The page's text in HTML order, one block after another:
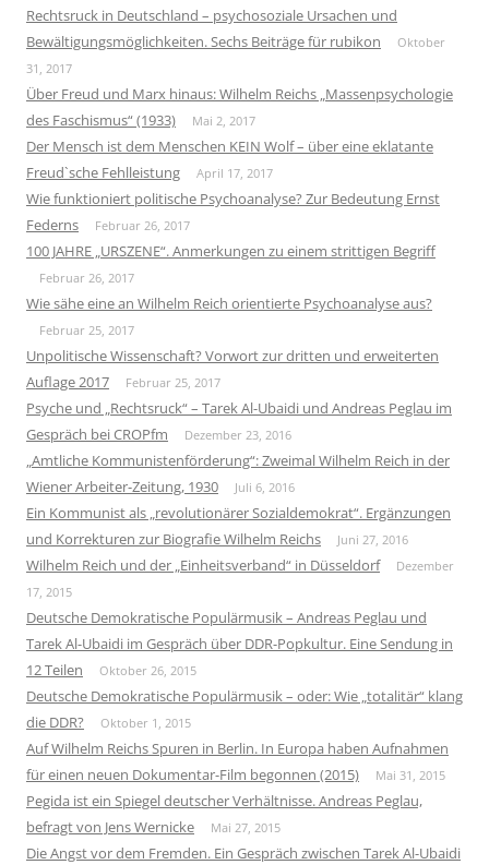
Rechtsruck in Deutschland – psychosoziale Ursachen und
Bewältigungsmöglichkeiten. Sechs Beiträge für rubikon
Oktober
31, 2017
Über Freud und Marx hinaus: Wilhelm Reichs „Massenpsychologie
des Faschismus“ (1933)
Mai 2, 2017
Der Mensch ist dem Menschen KEIN Wolf – über eine eklatante
Freud`sche Fehlleistung
April 17, 2017
Wie funktioniert politische Psychoanalyse? Zur Bedeutung Ernst
Federns
Februar 26, 2017
100 JAHRE „URSZENE“. Anmerkungen zu einem strittigen Begriff
Februar 26, 2017
Wie sähe eine an Wilhelm Reich orientierte Psychoanalyse aus?
Februar 25, 2017
Unpolitische Wissenschaft? Vorwort zur dritten und erweiterten
Auflage 2017
Februar 25, 2017
Psyche und „Rechtsruck“ – Tarek Al-Ubaidi und Andreas Peglau im
Gespräch bei CROPfm
Dezember 23, 2016
„Amtliche Kommunistenförderung“: Zweimal Wilhelm Reich in der
Wiener Arbeiter-Zeitung, 1930
Juli 6, 2016
Ein Kommunist als „revolutionärer Sozialdemokrat“. Ergänzungen
und Korrekturen zur Biografie Wilhelm Reichs
Juni 27, 2016
Wilhelm Reich und der „Einheitsverband“ in Düsseldorf
Dezember
17, 2015
Deutsche Demokratische Populärmusik – Andreas Peglau und
Tarek Al-Ubaidi im Gespräch über DDR-Popkultur. Eine Sendung in
12 Teilen
Oktober 26, 2015
Deutsche Demokratische Populärmusik – oder: Wie „totalitär“ klang
die DDR?
Oktober 1, 2015
Auf Wilhelm Reichs Spuren in Berlin. In Europa haben Aufnahmen
für einen neuen Dokumentar-Film begonnen (2015)
Mai 31, 2015
Pegida ist ein Spiegel deutscher Verhältnisse. Andreas Peglau,
befragt von Jens Wernicke
Mai 27, 2015
Die Angst vor dem Fremden. Ein Gespräch zwischen Tarek Al-Ubaidi